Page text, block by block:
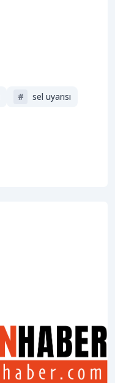
# sel uyarısı